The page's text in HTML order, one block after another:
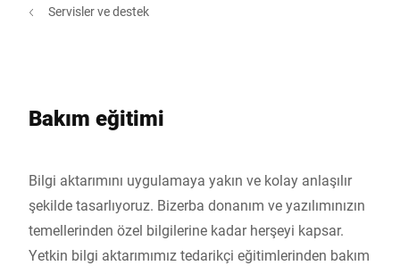
Servisler ve destek
Bakım eğitimi
Bilgi aktarımını uygulamaya yakın ve kolay anlaşılır
şekilde tasarlıyoruz. Bizerba donanım ve yazılımınızın
temellerinden özel bilgilerine kadar herşeyi kapsar.
Yetkin bilgi aktarımımız tedarikçi eğitimlerinden bakım